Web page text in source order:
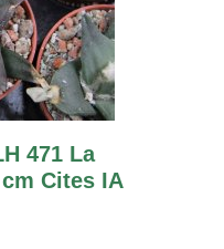
471 La
Cites IA